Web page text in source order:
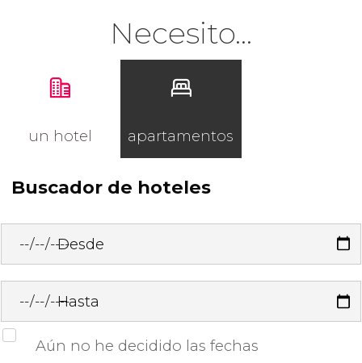
Necesito...
un hotel apartamentos
Buscador de hoteles
Desde
Hasta
Aún no he decidido las fechas